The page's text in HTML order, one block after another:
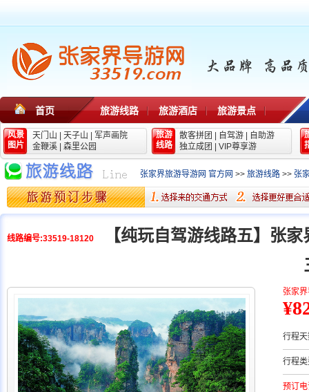
首页 旅游线路 旅游酒店 旅游景点
风景
图片
天门山 天子山
军声画院
金鞭溪
森里公园
旅游
线路
散客拼团 自驾游
自助游
独立成团
VIP尊享游
张家界旅游导游网 官方网 >> 旅游线路 >> 张
线路编号:33519-18120
【纯玩自驾游线路五】张
张家
行程
行程
预订